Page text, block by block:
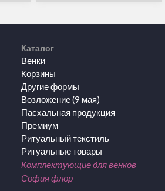
Каталог
Венки
Корзины
Другие формы
Возложение (9 мая)
Пасхальная продукция
Премиум
Ритуальный текстиль
Ритуальные товары
Комплектующие для венков
София флор